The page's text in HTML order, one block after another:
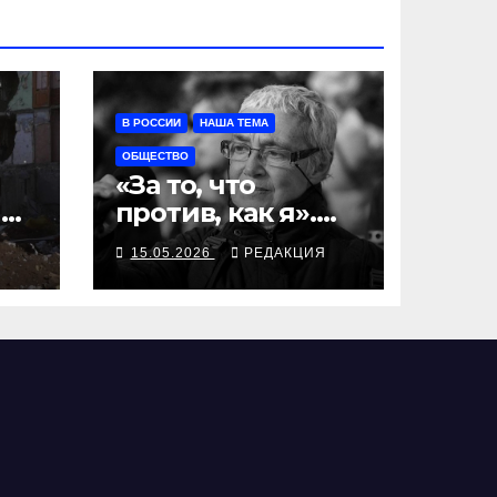
В РОССИИ НАША ТЕМА
ОБЩЕСТВО
«За то, что
против, как я».
Покончила с
собой Нина
Литвинова
15.05.2026 РЕДАКЦИЯ